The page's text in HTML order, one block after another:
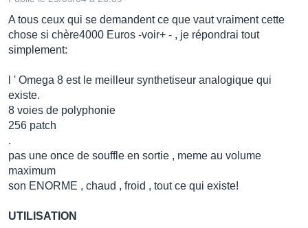
A tous ceux qui se demandent ce que vaut vraiment cette
chose si chère4000 Euros -voir+ - , je répondrai tout
simplement:
l ' Omega 8 est le meilleur synthetiseur analogique qui
existe.
8 voies de polyphonie
256 patch
.
pas une once de souffle en sortie , meme au volume
maximum
son ENORME , chaud , froid , tout ce qui existe!
UTILISATION